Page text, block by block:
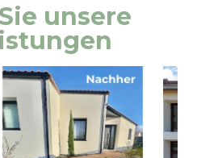
unsere